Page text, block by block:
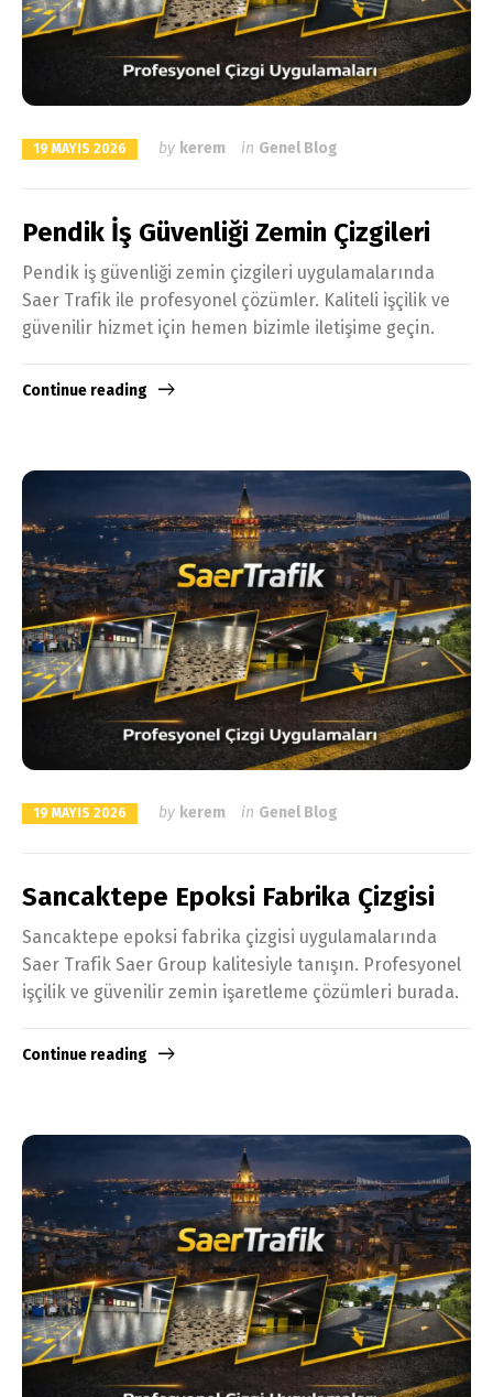
19 MAYIS 2026 by kerem in Genel Blog
Pendik İş Güvenliği Zemin Çizgileri
Pendik iş güvenliği zemin çizgileri uygulamalarında
Saer Trafik ile profesyonel çözümler. Kaliteli işçilik ve
güvenilir hizmet için hemen bizimle iletişime geçin.
Continue reading
19 MAYIS 2026 by kerem in Genel Blog
Sancaktepe Epoksi Fabrika Çizgisi
Sancaktepe epoksi fabrika çizgisi uygulamalarında
Saer Trafik Saer Group kalitesiyle tanışın. Profesyonel
işçilik ve güvenilir zemin işaretleme çözümleri burada.
Continue reading